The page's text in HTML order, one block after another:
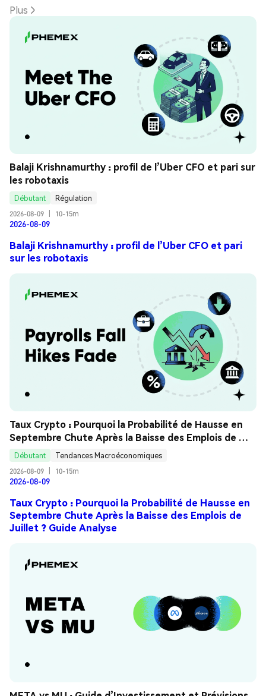
Plus
Balaji Krishnamurthy : profil de l’Uber CFO et pari sur
les robotaxis
Débutant
Régulation
2026-08-09
10-15m
2026-08-09
Balaji Krishnamurthy : profil de l’Uber CFO et pari
sur les robotaxis
Taux Crypto : Pourquoi la Probabilité de Hausse en
Septembre Chute Après la Baisse des Emplois de
Juillet ? Guide Analyse
Débutant
Tendances Macroéconomiques
2026-08-09
10-15m
2026-08-09
Taux Crypto : Pourquoi la Probabilité de Hausse en
Septembre Chute Après la Baisse des Emplois de
Juillet ? Guide Analyse